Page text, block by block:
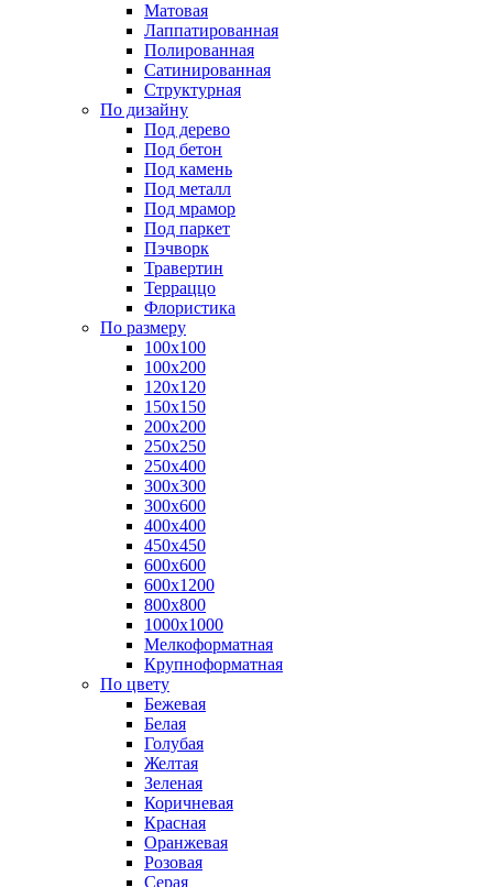
Матовая
Лаппатированная
Полированная
Сатинированная
Структурная
По дизайну
Под дерево
Под бетон
Под камень
Под металл
Под мрамор
Под паркет
Пэчворк
Травертин
Терраццо
Флористика
По размеру
100х100
100х200
120х120
150х150
200х200
250х250
250х400
300х300
300х600
400х400
450х450
600х600
600х1200
800х800
1000х1000
Мелкоформатная
Крупноформатная
По цвету
Бежевая
Белая
Голубая
Желтая
Зеленая
Коричневая
Красная
Оранжевая
Розовая
Серая